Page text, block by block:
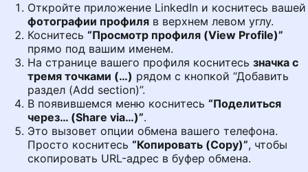
Откройте приложение LinkedIn и коснитесь вашей
фотографии профиля в верхнем левом углу.
Коснитесь “Просмотр профиля (View Profile)”
прямо под вашим именем.
На странице вашего профиля коснитесь значка с
тремя точками (…) рядом с кнопкой “Добавить
раздел (Add section)”.
В появившемся меню коснитесь “Поделиться
через… (Share via…)”.
Это вызовет опции обмена вашего телефона.
Просто коснитесь “Копировать (Copy)”, чтобы
скопировать URL-адрес в буфер обмена.